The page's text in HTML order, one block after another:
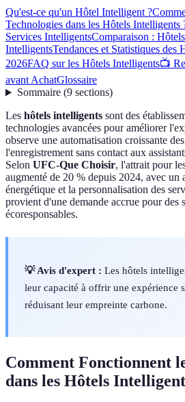
Qu'est-ce qu'un Hôtel Intelligent ?
Technologies dans les Hôtels Intelligents
Services IntelligentsComparaison :
IntelligentsTendances et Statistiques des
2026FAQ sur les Hôtels Intelligents📺
avant AchatGlossaire
Sommaire(9 sections)
Les hôtels intelligents sont des
technologies avancées pour améliorer
observe une automatisation croissante
l'enregistrement sans contact aux
Selon UFC-Que Choisir, l'attrait pour
augmenté de 20 % depuis 2024, avec un
énergétique et la personnalisation des
provient d'une demande accrue pour des
écoresponsables.
💡 Avis d'expert : Les hôtels
leur capacité à offrir une expérience
réduisant leur empreinte carbone.
Comment Fonctionnent
dans les Hôtels